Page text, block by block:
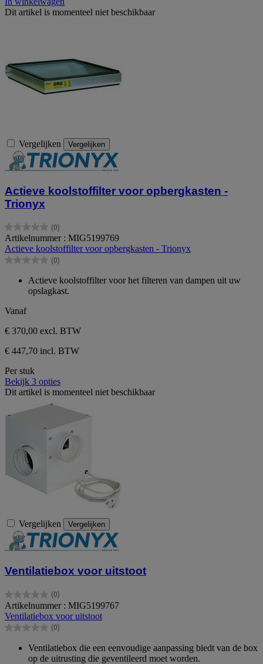
Dit artikel is momenteel niet beschikbaar
Vergelijken Vergelijken
Actieve koolstoffilter voor opbergkasten -
Trionyx
(0)
0.0
van
de
5
Artikelnummer : MIG5199769
Actieve koolstoffilter voor opbergkasten - Trionyx
(0)
0.0
sterren.
Actieve koolstoffilter voor het filteren van dampen uit uw
opslagkast.
Vanaf
€ 370,00 excl. BTW
€ 447,70 incl. BTW
Per stuk
Bekijk 3 opties
Dit artikel is momenteel niet beschikbaar
Vergelijken Vergelijken
Ventilatiebox voor uitstoot
(0)
0.0
van
de
5
Artikelnummer : MIG5199767
Ventilatiebox voor uitstoot
(0)
0.0
Ventilatiebox die een eenvoudige aanpassing biedt van de box
op de uitrusting die geventileerd moet worden.